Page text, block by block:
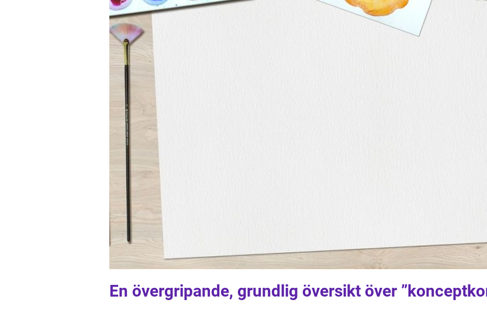
En övergripande, grundlig översikt över